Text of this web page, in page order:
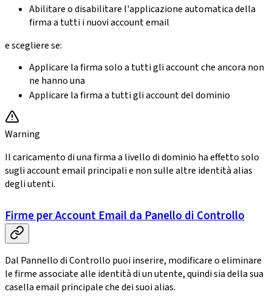
Abilitare o disabilitare l'applicazione automatica della
firma a tutti i nuovi account email
e scegliere se:
Applicare la firma solo a tutti gli account che ancora non
ne hanno una
Applicare la firma a tutti gli account del dominio
Warning
Il caricamento di una firma a livello di dominio ha effetto solo
sugli account email principali e non sulle altre identità alias
degli utenti.
Firme per Account Email da Panello di Controllo
Dal Pannello di Controllo puoi inserire, modificare o eliminare
le firme associate alle identità di un utente, quindi sia della sua
casella email principale che dei suoi alias.